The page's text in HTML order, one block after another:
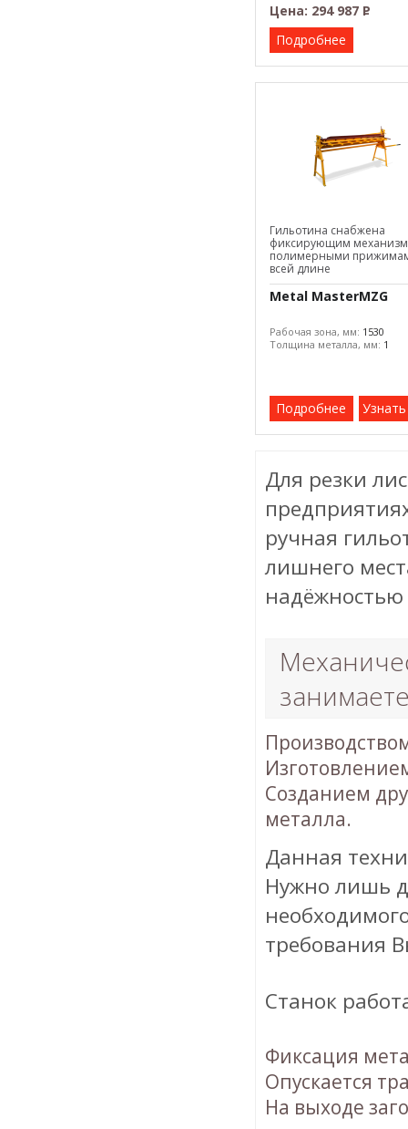
Цена: 294 987 Р
–
Подробнее
Гильотина снабжена
фиксирующим
полимерными
всей длине
Metal MasterMZG
Рабочая зона, мм: 1530
Толщина металла, мм: 1
Подробнее
Для резки
ручная
лишнего
надёжностью
Созданием
металла.
Данная
Нужно лишь
требования
Станок
Фиксация
Опускается
На выходе